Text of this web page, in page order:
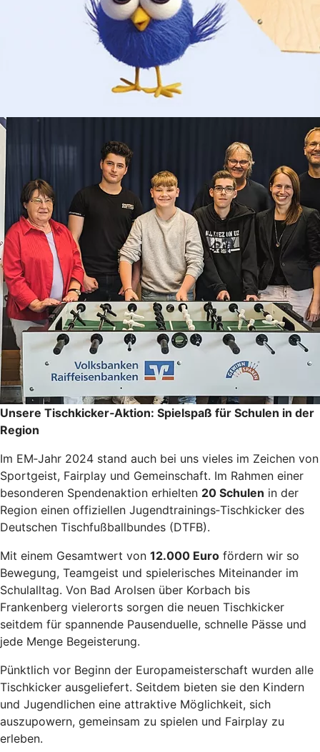
Unsere Tischkicker‑Aktion: Spielspaß für Schulen in der
Region
Im EM‑Jahr 2024 stand auch bei uns vieles im Zeichen von
Sportgeist, Fairplay und Gemeinschaft. Im Rahmen einer
besonderen Spendenaktion erhielten 20 Schulen in der
Region einen offiziellen Jugendtrainings‑Tischkicker des
Deutschen Tischfußballbundes (DTFB).
Mit einem Gesamtwert von 12.000 Euro fördern wir so
Bewegung, Teamgeist und spielerisches Miteinander im
Schulalltag. Von Bad Arolsen über Korbach bis
Frankenberg vielerorts sorgen die neuen Tischkicker
seitdem für spannende Pausenduelle, schnelle Pässe und
jede Menge Begeisterung.
Pünktlich vor Beginn der Europameisterschaft wurden alle
Tischkicker ausgeliefert. Seitdem bieten sie den Kindern
und Jugendlichen eine attraktive Möglichkeit, sich
auszupowern, gemeinsam zu spielen und Fairplay zu
erleben.